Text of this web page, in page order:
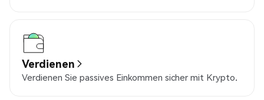
Verdienen
Verdienen Sie passives Einkommen sicher mit Krypto.